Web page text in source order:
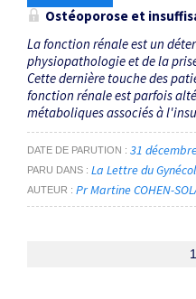
Ostéoporose et
La fonction rénale est un
physiopathologie et de la
Cette dernière touche des
fonction rénale est parfois
métaboliques associés à
DATE DE PARUTION 31
PARU DANS La Lettre du
AUTEUR Pr Martine COHEN-